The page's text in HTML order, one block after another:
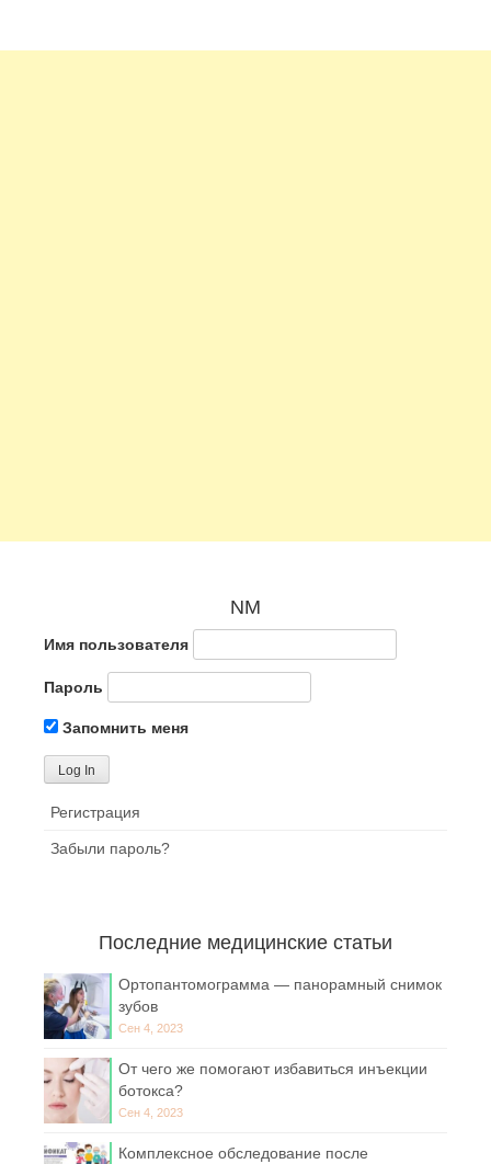
NM
Имя пользователя
Пароль
Запомнить меня
Регистрация
Забыли пароль?
Последние медицинские статьи
Ортопантомограмма — панорамный снимок
зубов
Сен 4, 2023
От чего же помогают избавиться инъекции
ботокса?
Сен 4, 2023
Комплексное обследование после